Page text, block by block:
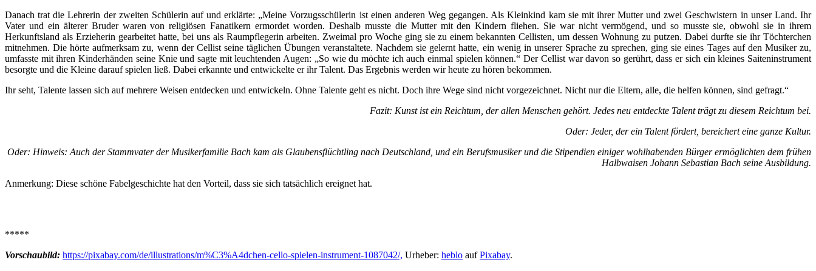
Danach trat die Lehrerin der zweiten Schülerin auf und erklärte: „Meine Vorzugsschülerin ist einen anderen Weg gegangen. Als Kleinkind kam sie mit ihrer Mutter und zwei Geschwistern in unser Land. Ihr
Vater und ein älterer Bruder waren von religiösen Fanatikern ermordet worden. Deshalb musste die Mutter mit den Kindern fliehen. Sie war nicht vermögend, und so musste sie, obwohl sie in ihrem
Herkunftsland als Erzieherin gearbeitet hatte, bei uns als Raumpflegerin arbeiten. Zweimal pro Woche ging sie zu einem bekannten Cellisten, um dessen Wohnung zu putzen. Dabei durfte sie ihr Töchterchen
mitnehmen. Die hörte aufmerksam zu, wenn der Cellist seine täglichen Übungen veranstaltete. Nachdem sie gelernt hatte, ein wenig in unserer Sprache zu sprechen, ging sie eines Tages auf den Musiker zu,
umfasste mit ihren Kinderhänden seine Knie und sagte mit leuchtenden Augen: „So wie du möchte ich auch einmal spielen können.“ Der Cellist war davon so gerührt, dass er sich ein kleines Saiteninstrument
besorgte und die Kleine darauf spielen ließ. Dabei erkannte und entwickelte er ihr Talent. Das Ergebnis werden wir heute zu hören bekommen.
Ihr seht, Talente lassen sich auf mehrere Weisen entdecken und entwickeln. Ohne Talente geht es nicht. Doch ihre Wege sind nicht vorgezeichnet. Nicht nur die Eltern, alle, die helfen können, sind gefragt.“
Fazit: Kunst ist ein Reichtum, der allen Menschen gehört. Jedes neu entdeckte Talent trägt zu diesem Reichtum bei.
Oder: Jeder, der ein Talent fördert, bereichert eine ganze Kultur.
Oder: Hinweis: Auch der Stammvater der Musikerfamilie Bach kam als Glaubensflüchtling nach Deutschland, und ein Berufsmusiker und die Stipendien einiger wohlhabenden Bürger ermöglichten dem frühen
Halbwaisen Johann Sebastian Bach seine Ausbildung.
Anmerkung: Diese schöne Fabelgeschichte hat den Vorteil, dass sie sich tatsächlich ereignet hat.
*****
Vorschaubild: https://pixabay.com/de/illustrations/m%C3%A4dchen-cello-spielen-instrument-1087042/, Urheber: heblo aufPixabay.